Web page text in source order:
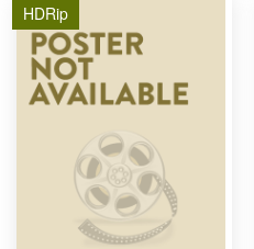
HDRip